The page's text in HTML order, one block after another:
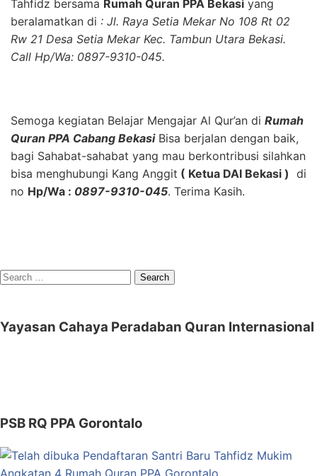
Tahfidz bersama Rumah Quran PPA Bekasi yang
beralamatkan di : Jl. Raya Setia Mekar No 108 Rt 02
Rw 21 Desa Setia Mekar Kec. Tambun Utara Bekasi.
Call Hp/Wa: 0897-9310-045.
Semoga kegiatan Belajar Mengajar Al Qur’an di Rumah
Quran PPA Cabang BekasiBisa berjalan dengan baik,
bagi Sahabat-sahabat yang mau berkontribusi silahkan
bisa menghubungi Kang Anggit ( Ketua DAI Bekasi ) di
no Hp/Wa : 0897-9310-045. Terima Kasih.
Search
Yayasan Cahaya Peradaban Quran Internasional
PSB RQ PPA Gorontalo